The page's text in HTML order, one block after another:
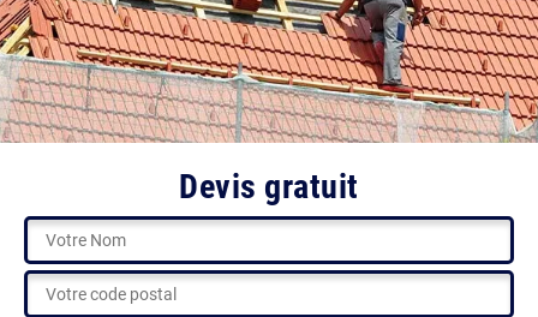
Devis gratuit